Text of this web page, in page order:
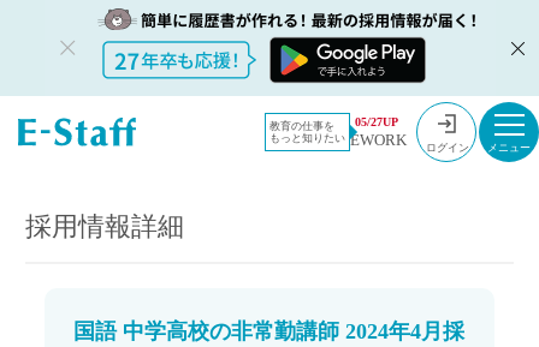
教育の仕事を
もっと知りたい
05/27UP
EWORK ログイン
教員採用情
報のイー・
採用情報
国語 中学高校の非常勤講師 2024年4月採用
採用情報詳細
国語 中学高校の非常勤講師 2024年4月採